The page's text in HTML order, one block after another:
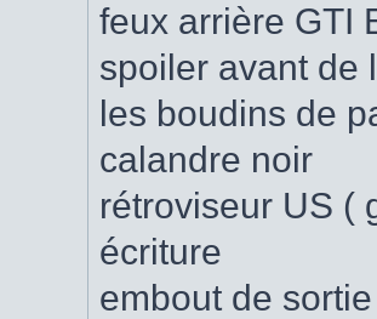
feux arrière GTI
spoiler avant de
les boudins de
calandre noir
rétroviseur US (
écriture
embout de